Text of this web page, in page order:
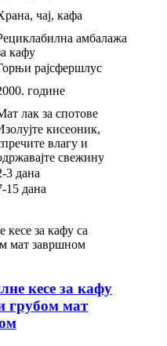
чај, кафа
амбалажа
кафу
рајсфершлус
године
лак за спотове
кисеоник,
влагу и
свежину
3 дана
15 дана
кесе за кафу
грубом мат